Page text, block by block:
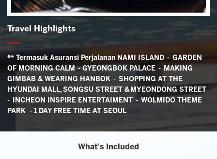
Travel Highlights
** Termasuk Asuransi Perjalanan NAMI ISLAND - GARDEN
OF MORNING CALM - GYEONGBOK PALACE - MAKING
GIMBAB & WEARING HANBOK - SHOPPING AT THE
HYUNDAI MALL, SONGSU STREET & MYEONDONG STREET
- INCHEON INSPIRE ENTERTAIMENT - WOLMIDO THEME
PARK
- 1 DAY FREE TIME AT SEOUL
What's Included